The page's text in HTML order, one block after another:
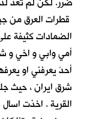
قطرات العرق من
الضمادات كثيفة
أمي وابي و اخي و
أحدَ يعرفني او
شرق ايران ، حيث
القرية . اخذت